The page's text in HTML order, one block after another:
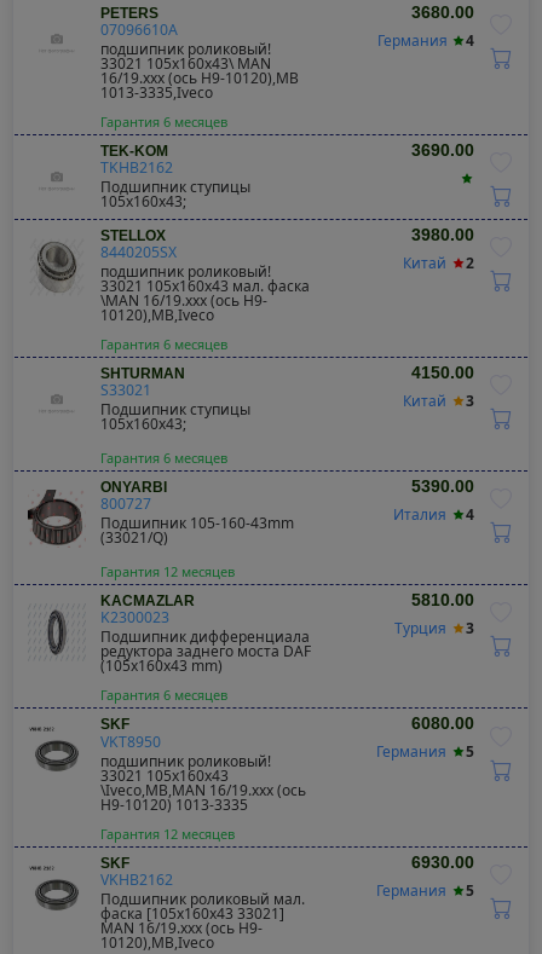
PETERS
07096610A
подшипник роликовый!
33021 105x160x43\ MAN
16/19.xxx (ось H9-10120),MB
1013-3335,Iveco
3680.00
Германия 4
Гарантия 6 месяцев
TEK-KOM
TKHB2162
Подшипник ступицы
105x160x43;
3690.00
STELLOX
8440205SX
подшипник роликовый!
33021 105x160x43 мал. фаска
\MAN 16/19.xxx (ось H9-
10120),MB,Iveco
3980.00
Китай 2
Гарантия 6 месяцев
SHTURMAN
S33021
Подшипник ступицы
105x160x43;
4150.00
Китай 3
Гарантия 6 месяцев
ONYARBI
800727
Подшипник 105-160-43mm
(33021/Q)
5390.00
Италия 4
Гарантия 12 месяцев
KACMAZLAR
K2300023
Подшипник дифференциала
редуктора заднего моста DAF
(105x160x43 mm)
5810.00
Турция 3
Гарантия 6 месяцев
SKF
VKT8950
подшипник роликовый!
33021 105x160x43
\Iveco,MB,MAN 16/19.xxx (ось
H9-10120) 1013-3335
6080.00
Германия 5
Гарантия 12 месяцев
SKF
VKHB2162
Подшипник роликовый мал.
фаска [105x160x43 33021]
MAN 16/19.xxx (ось H9-
10120),MB,Iveco
6930.00
Германия 5